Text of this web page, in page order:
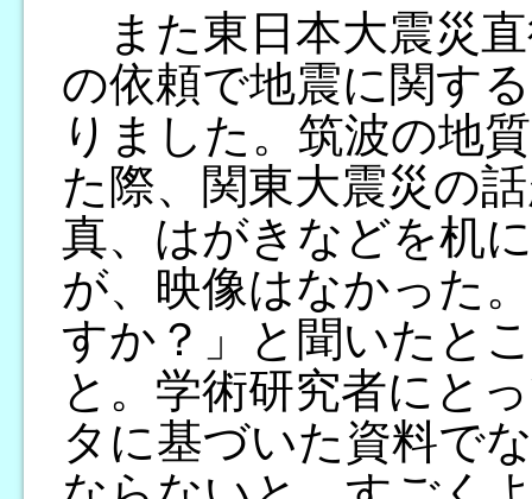
また東日本大震災
の依頼で地震に関す
りました。筑波の地
た際、関東大震災の
真、はがきなどを机
が、映像はなかった
すか？」と聞いたと
と。学術研究者にと
タに基づいた資料で